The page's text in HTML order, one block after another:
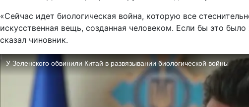
«Сейчас идет биологическая война, которую все
искусственная вещь, созданная человеком. Если бы это
сказал чиновник.